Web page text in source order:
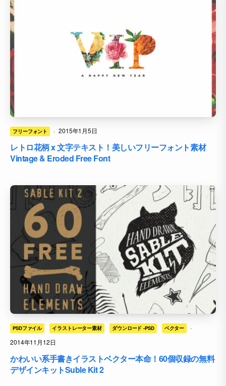
フリーフォント · 2015年1月5日
レトロ花柄 x 文字テキスト！美しいフリーフォント素材
Vintage & Eroded Free Font
PSDファイル イラストレーター素材 ダウンロード -PSD ベクター
·
2014年11月12日
かわいい系手書きイラストベクター本命！60個収録の無料
デザインキットSuble Kit 2